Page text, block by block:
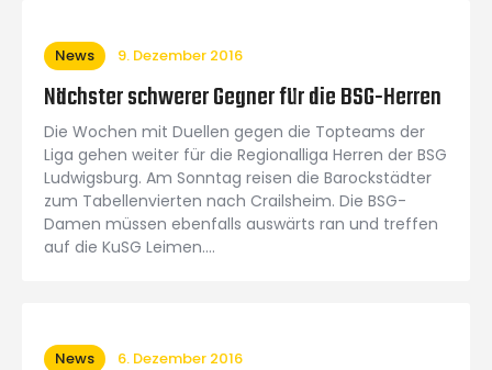
News 9. Dezember 2016
Nächster schwerer Gegner für die BSG-Herren
Die Wochen mit Duellen gegen die Topteams der
Liga gehen weiter für die Regionalliga Herren der BSG
Ludwigsburg. Am Sonntag reisen die Barockstädter
zum Tabellenvierten nach Crailsheim. Die BSG-
Damen müssen ebenfalls auswärts ran und treffen
auf die KuSG Leimen.…
News 6. Dezember 2016